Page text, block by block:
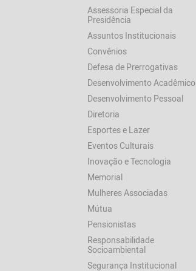
Assessoria Especial da
Presidência
Assuntos Institucionais
Convênios
Defesa de Prerrogativas
Desenvolvimento Acadêmico
Desenvolvimento Pessoal
Diretoria
Esportes e Lazer
Eventos Culturais
Inovação e Tecnologia
Memorial
Mulheres Associadas
Mútua
Pensionistas
Responsabilidade
Socioambiental
Segurança Institucional